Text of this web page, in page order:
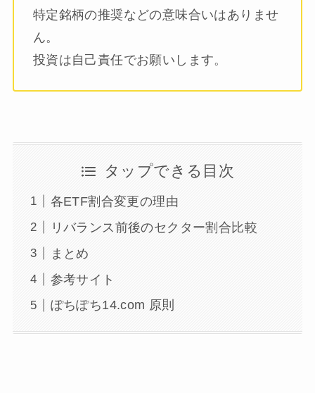
特定銘柄の推奨などの意味合いはありませ
ん。
投資は自己責任でお願いします。
タップできる目次
各ETF割合変更の理由
リバランス前後のセクター割合比較
まとめ
参考サイト
ぽちぽち14.com 原則